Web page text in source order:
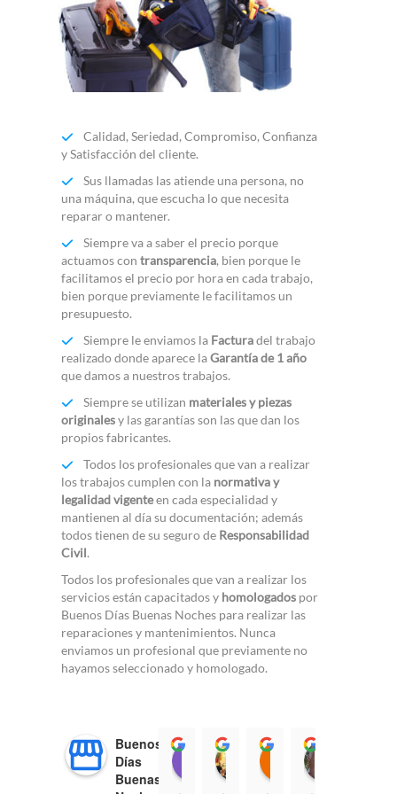
Calidad, Seriedad, Compromiso, Confianza
y Satisfacción del cliente.
Sus llamadas las atiende una persona, no
una máquina, que escucha lo que necesita
reparar o mantener.
Siempre va a saber el precio porque
actuamos con transparencia, bien porque le
facilitamos el precio por hora en cada trabajo,
bien porque previamente le facilitamos un
presupuesto.
Siempre le enviamos la Facturadel trabajo
realizado donde aparece laGarantía de 1 año
que damos a nuestros trabajos.
Siempre se utilizan materiales y piezas
originalesy las garantías son las que dan los
propios fabricantes.
Todos los profesionales que van a realizar
los trabajos cumplen con la normativa y
legalidad vigenteen cada especialidad y
mantienen al día su documentación; además
todos tienen de su seguro de Responsabilidad
Civil.
Todos los profesionales que van a realizar los
servicios están capacitados y homologados por
Buenos Días Buenas Noches para realizar las
reparaciones y mantenimientos. Nunca
enviamos un profesional que previamente no
hayamos seleccionado y homologado.
Buenos
Días
Buenas
Clara Ben
14:53 24 Oct 25
Natxo Kasko
11:12 25 Sep 25
JOSE MARIA
08:48 18 Sep 25